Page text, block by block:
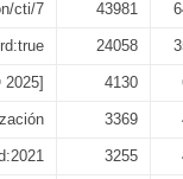
cti/7 43981
24058
2025] 4130
3369
3255